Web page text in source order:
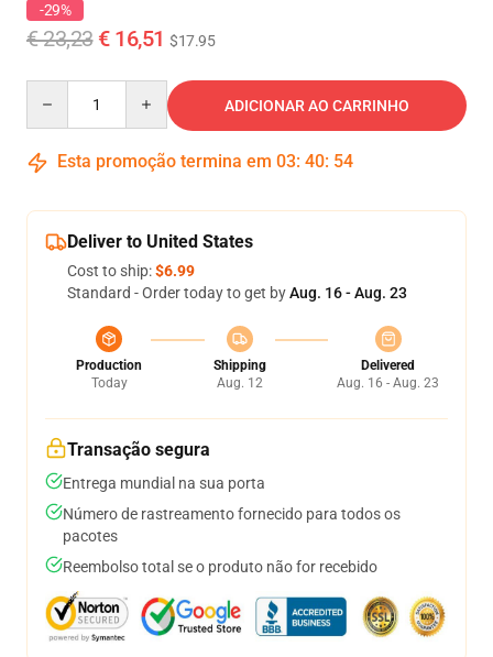
-29%
€ 23,23 € 16,51 $17.95
ADICIONAR AO CARRINHO
Esta promoção termina em 03: 40: 53
Deliver to United States
Cost to ship:$6.99
Standard - Order today to get byAug. 16 - Aug. 23
Production
Today
Shipping
Aug. 12
Delivered
Aug. 16 - Aug. 23
Transação segura
Entrega mundial na sua porta
Número de rastreamento fornecido para todos os
pacotes
Reembolso total se o produto não for recebido